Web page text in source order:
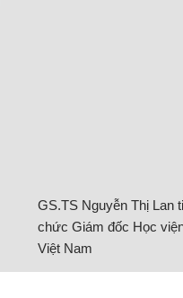
GS.TS Nguyễn Thị Lan
chức Giám đốc Học
Việt Nam